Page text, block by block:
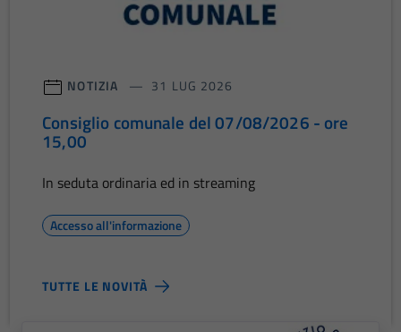
NOTIZIA 31 LUG 2026
Consiglio comunale del 07/08/2026 - ore
15,00
In seduta ordinaria ed in streaming
Accesso all'informazione
TUTTE LE NOVITÀ